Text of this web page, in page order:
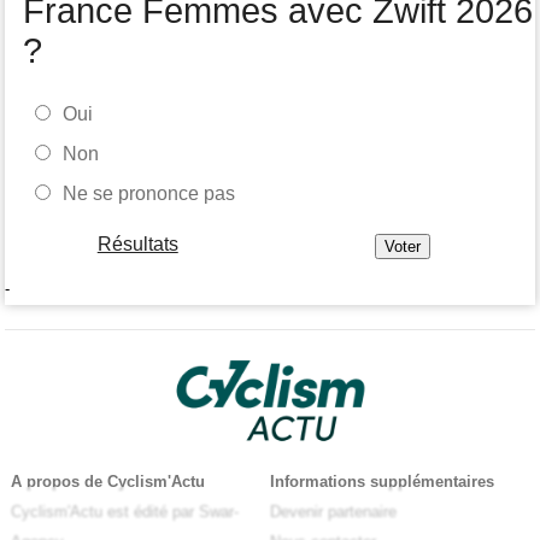
France Femmes avec Zwift 2026
?
Oui
Non
Ne se prononce pas
Résultats
-
A propos de Cyclism'Actu
Cyclism'Actu est édité par Swar-
Informations supplémentaires
Devenir partenaire